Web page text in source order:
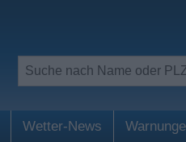
Wetter-News